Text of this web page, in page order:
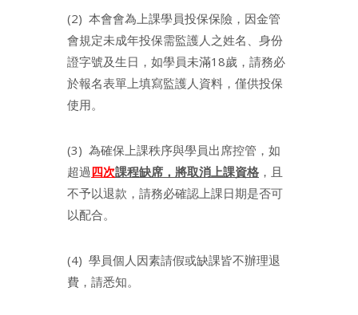
(2) 本會會為上課學員投保保險，因金管
會規定未成年投保需監護人之姓名、身份
證字號及生日，如學員未滿18歲，請務必
於報名表單上填寫監護人資料，僅供投保
使用。
(3) 為確保上課秩序與學員出席控管，如
超過四次課程缺席，將取消上課資格 ，且
不予以退款，請務必確認上課日期是否可
以配合。
(4) 學員個人因素請假或缺課皆不辦理退
費，請悉知。